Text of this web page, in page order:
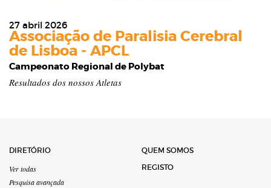
27 abril 2026
Associação de Paralisia Cerebral
de Lisboa - APCL
Campeonato Regional de Polybat
Resultados dos nossos Atletas
DIRETÓRIO
Ver todas
Pesquisa avançada
QUEM SOMOS
REGISTO